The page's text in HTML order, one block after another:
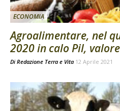
ECONOMIA
Agroalimentare, nel
2020 in calo Pil,
Di Redazione Terra e Vita 12 Aprile 2021